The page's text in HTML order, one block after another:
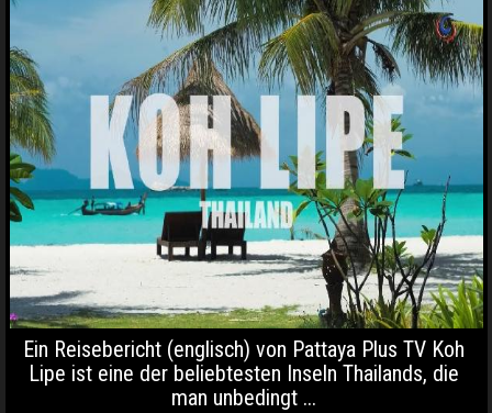
Ein Reisebericht (englisch) von Pattaya Plus TV Koh
Lipe ist eine der beliebtesten Inseln Thailands, die
man unbedingt ...